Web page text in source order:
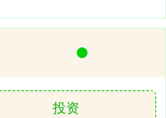
投资